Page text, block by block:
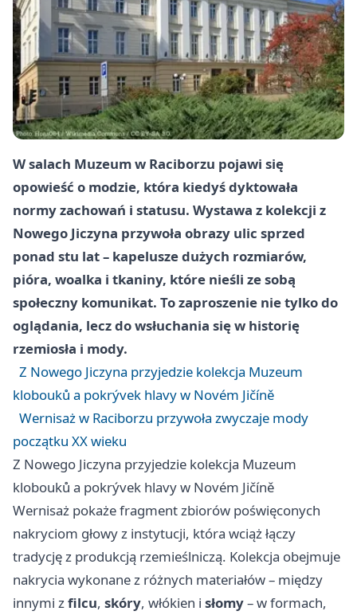
W salach Muzeum w Raciborzu pojawi się
opowieść o modzie, która kiedyś dyktowała
normy zachowań i statusu. Wystawa z kolekcji z
Nowego Jiczyna przywoła obrazy ulic sprzed
ponad stu lat – kapelusze dużych rozmiarów,
pióra, woalka i tkaniny, które nieśli ze sobą
społeczny komunikat. To zaproszenie nie tylko do
oglądania, lecz do wsłuchania się w historię
rzemiosła i mody.
Z Nowego Jiczyna przyjedzie kolekcja Muzeum
klobouků a pokrývek hlavy w Novém Jičíně
Wernisaż w Raciborzu przywoła zwyczaje mody
początku XX wieku
Z Nowego Jiczyna przyjedzie kolekcja Muzeum
klobouků a pokrývek hlavy w Novém Jičíně
Wernisaż pokaże fragment zbiorów poświęconych
nakryciom głowy z instytucji, która wciąż łączy
tradycję z produkcją rzemieślniczą. Kolekcja obejmuje
nakrycia wykonane z różnych materiałów – między
innymi zfilcu, skóry, włókien i słomy– w formach,